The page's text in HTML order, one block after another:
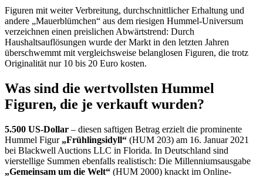
Figuren mit weiter Verbreitung, durchschnittlicher Erhaltung und
andere „Mauerblümchen“ aus dem riesigen Hummel-Universum
verzeichnen einen preislichen Abwärtstrend: Durch
Haushaltsauflösungen wurde der Markt in den letzten Jahren
überschwemmt mit vergleichsweise belanglosen Figuren, die trotz
Originalität nur 10 bis 20 Euro kosten.
Was sind die wertvollsten Hummel
Figuren, die je verkauft wurden?
5.500 US-Dollar – diesen saftigen Betrag erzielt die prominente
Hummel Figur „Frühlingsidyll“ (HUM 203) am 16. Januar 2021
bei Blackwell Auctions LLC in Florida. In Deutschland sind
vierstellige Summen ebenfalls realistisch: Die Millenniumsausgabe
„Gemeinsam um die Welt“ (HUM 2000) knackt im Online-